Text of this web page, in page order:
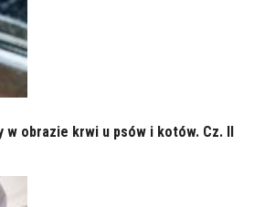
w obrazie krwi u psów i kotów. Cz. II